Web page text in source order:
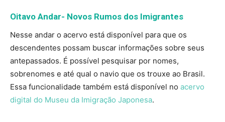
Oitavo Andar- Novos Rumos dos Imigrantes
Nesse andar o acervo está disponível para que os
descendentes possam buscar informações sobre seus
antepassados. É possível pesquisar por nomes,
sobrenomes e até qual o navio que os trouxe ao Brasil.
Essa funcionalidade também está disponível no acervo
digital do Museu da Imigração Japonesa.